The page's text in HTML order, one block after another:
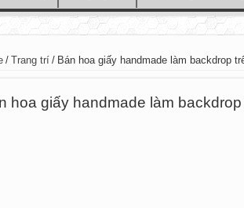
/ Trang trí / Bán hoa giấy handmade làm backdrop
hoa giấy handmade làm